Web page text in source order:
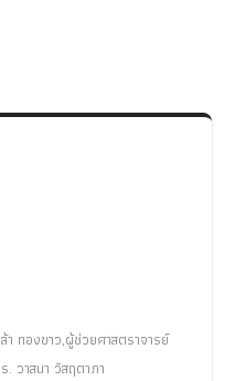
า ทองขาว,ผู้ช่วยศาสตราจารย์
วาสนา วิสฤตาภา